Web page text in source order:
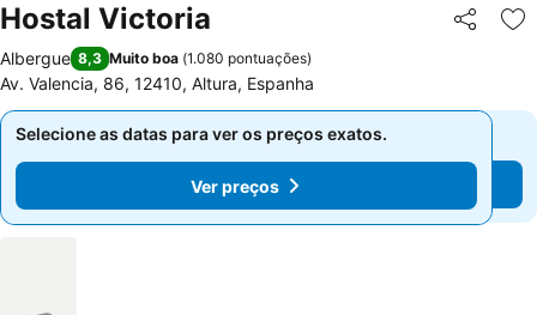
Hostal Victoria Partilhar
Albergue 8,3 Muito boa (1.080 pontuações)
Av. Valencia, 86, 12410, Altura, Espanha
Selecione as datas para ver os preços exatos.
Ver preços
Selecione as datas para ver os preços exatos.
Ver preços